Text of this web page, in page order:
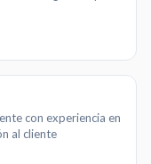
con experiencia en
al cliente